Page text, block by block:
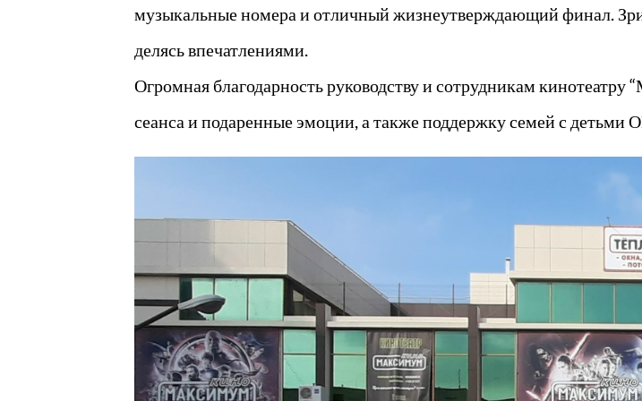
музыкальные номера и отличный жизнеутверждающий финал.
делясь впечатлениями.
Огромная благодарность руководству и сотрудникам
сеанса и подаренные эмоции, а также поддержку семей с детьми